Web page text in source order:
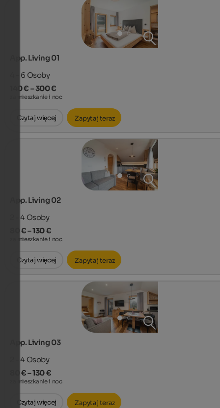
App. Living 01
4 - 6 Osoby
140 € – 300 €
za mieszkanie i noc
Czytaj więcej Zapytaj teraz
App. Living 02
2 - 4 Osoby
80 € – 130 €
za mieszkanie i noc
Czytaj więcej Zapytaj teraz
App. Living 03
2 - 4 Osoby
80 € – 130 €
za mieszkanie i noc
Czytaj więcej Zapytaj teraz